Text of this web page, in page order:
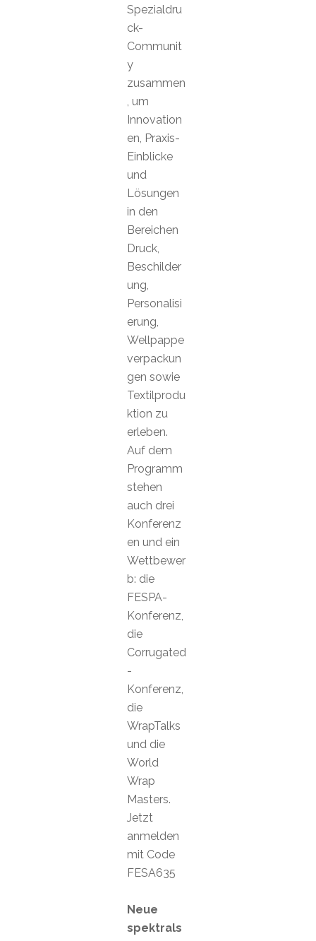
Spezialdru
ck-
Communit
y
zusammen
, um
Innovation
en, Praxis-
Einblicke
und
Lösungen
in den
Bereichen
Druck,
Beschilder
ung,
Personalisi
erung,
Wellpappe
verpackun
gen sowie
Textilprodu
ktion zu
erleben.
Auf dem
Programm
stehen
auch drei
Konferenz
en und ein
Wettbewer
b: die
FESPA-
Konferenz,
die
Corrugated
-
Konferenz,
die
WrapTalks
und die
World
Wrap
Masters.
Jetzt
anmelden
mit Code
FESA635
Neue
spektrals